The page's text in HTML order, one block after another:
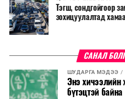
Тэгш, сондгойгоор
зохицуулалтад
САНАЛ
ШУДАРГА МЭДЭЭ
Энэ
бүтэцтэй байна